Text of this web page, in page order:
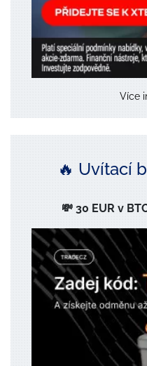
Více
🔥 Uvítací
💸 30 EUR v